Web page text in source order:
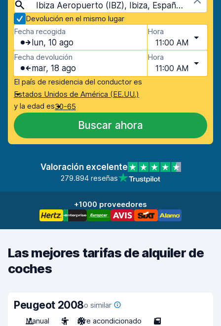
Ibiza Aeropuerto (IBZ), Ibiza, España Islas Baleares
Devolución en el mismo lugar
Fecha recogida
lun, 10 ago
Hora
11:00 AM
Fecha devolución
mar, 18 ago
Hora
11:00 AM
El país de residencia del conductor es
Estados Unidos de América (EE.UU.)
y la edad es30-65
Buscar ahora
Valoración excelente
279.894 reseñas
+1000 proveedores
Las mejores tarifas de alquiler de
coches
Peugeot 2008o similar
Manual
5 Aire acondicionado 5